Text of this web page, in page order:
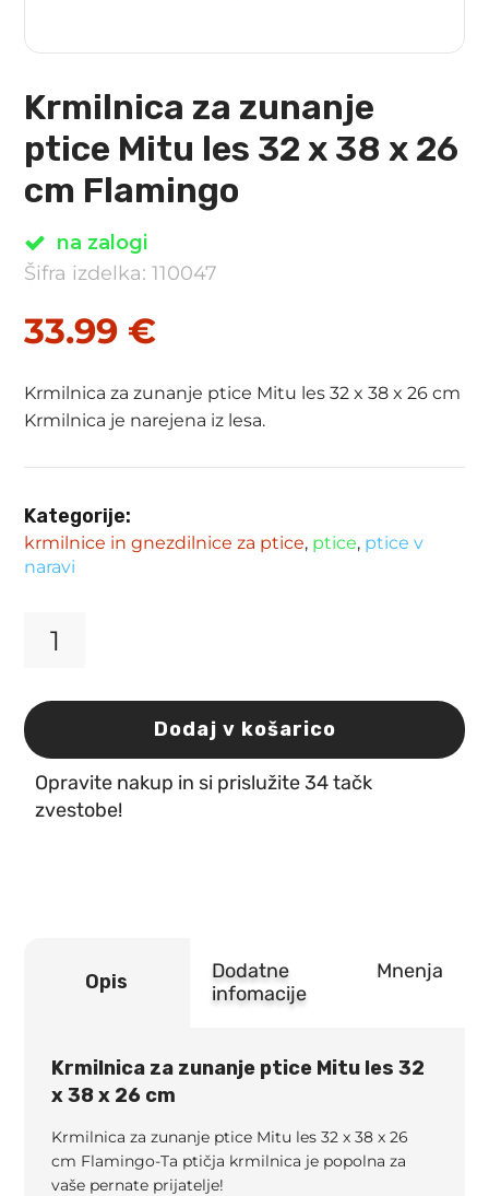
Krmilnica za zunanje
ptice Mitu les 32 x 38 x 26
cm Flamingo
na zalogi
Šifra izdelka: 110047
33.99 €
Krmilnica za zunanje ptice Mitu les 32 x 38 x 26 cm
Krmilnica je narejena iz lesa.
Kategorije:
krmilnice in gnezdilnice za ptice, ptice, ptice v
naravi
zunanje
ptice
Mitu
32
Dodaj v košarico
Opravite nakup in si prislužite 34 tačk
zvestobe!
Opis
Dodatne
infomacije
Mnenja
Krmilnica za zunanje ptice Mitu les 32
x 38 x 26 cm
Krmilnica za zunanje ptice Mitu les 32 x 38 x 26
cm Flamingo-Ta ptičja krmilnica je popolna za
vaše pernate prijatelje!